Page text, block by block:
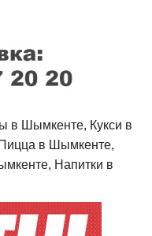
в Шымкенте, Кукси в
в Шымкенте,
Напитки в